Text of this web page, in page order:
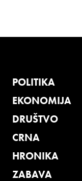
POLITIKA
EKONOMIJA
DRUŠTVO
CRNA
HRONIKA
ZABAVA